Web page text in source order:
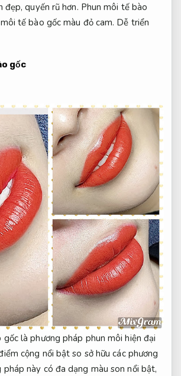
đẹp, quyến rũ hơn. Phun môi tế bào
tế bào gốc màu đỏ cam. Dễ triển
gốc
là phương pháp phun môi hiện đại
cộng nổi bật so sở hữu các phương
pháp này có đa dạng màu son nổi bật,